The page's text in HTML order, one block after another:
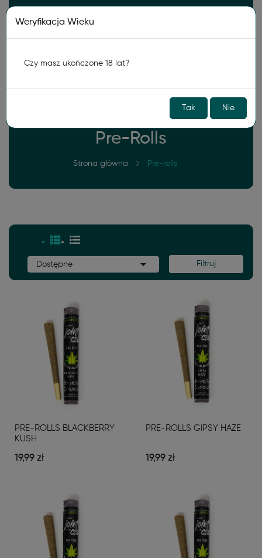
0
Weryfikacja Wieku
Czy masz ukończone 18 lat?
Tak Nie
Pre-Rolls
Strona główna Pre-rolls
Dostępne  Filtruj
PRE-ROLLS BLACKBERRY
KUSH
19,99 zł
PRE-ROLLS GIPSY HAZE
19,99 zł